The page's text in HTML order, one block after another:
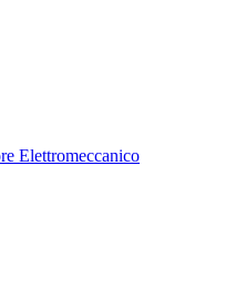
Elettromeccanico